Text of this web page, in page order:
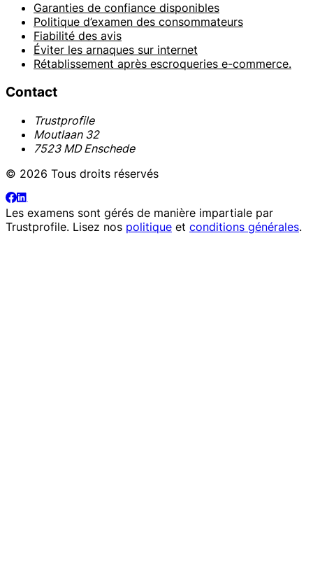
Garanties de confiance disponibles
Politique d’examen des consommateurs
Fiabilité des avis
Éviter les arnaques sur internet
Rétablissement après escroqueries e-commerce.
Contact
Trustprofile
Moutlaan 32
7523 MD Enschede
© 2026 Tous droits réservés
Les examens sont gérés de manière impartiale par
Trustprofile. Lisez nos politique et conditions générales.